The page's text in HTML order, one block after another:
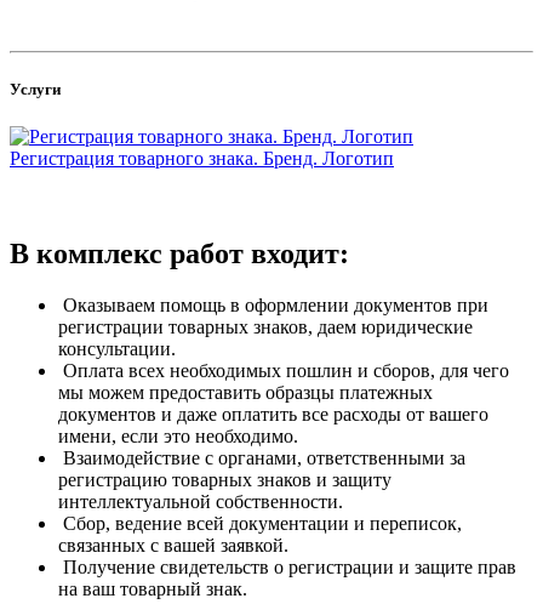
Услуги
Регистрация товарного знака. Бренд. Логотип
В комплекс работ входит:
Оказываем помощь в оформлении документов при
регистрации товарных знаков, даем юридические
консультации.
Оплата всех необходимых пошлин и сборов, для чего
мы можем предоставить образцы платежных
документов и даже оплатить все расходы от вашего
имени, если это необходимо.
Взаимодействие с органами, ответственными за
регистрацию товарных знаков и защиту
интеллектуальной собственности.
Сбор, ведение всей документации и переписок,
связанных с вашей заявкой.
Получение свидетельств о регистрации и защите прав
на ваш товарный знак.